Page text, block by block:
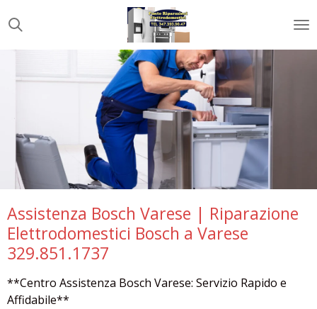
al
contenuto
Assistenza Bosch Varese | Riparazione
Elettrodomestici Bosch a Varese
329.851.1737
**Centro Assistenza Bosch Varese: Servizio Rapido e
Affidabile**